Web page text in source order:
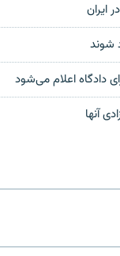
ایران
شوند
دادگاه اعلام می‌شود
آنها